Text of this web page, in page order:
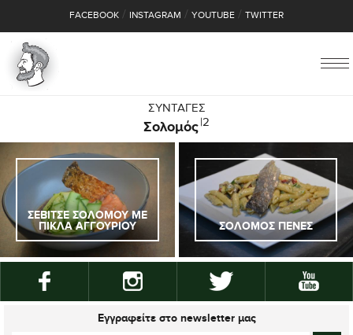
FACEBOOK / INSTAGRAM / YOUTUBE / TWITTER
ΣΥΝΤΑΓΕΣ
Σολομός|2
ΣΕΒΙΤΣΕ ΣΟΛΟΜΟΥ ΜΕ
ΠΙΚΛΑ ΑΓΓΟΥΡΙΟΥ
ΣΟΛΟΜΟΣ ΠΕΝΕΣ
Εγγραφείτε στο newsletter μας